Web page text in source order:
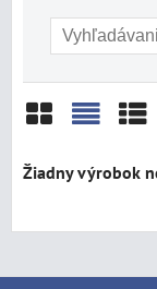
Mriežka